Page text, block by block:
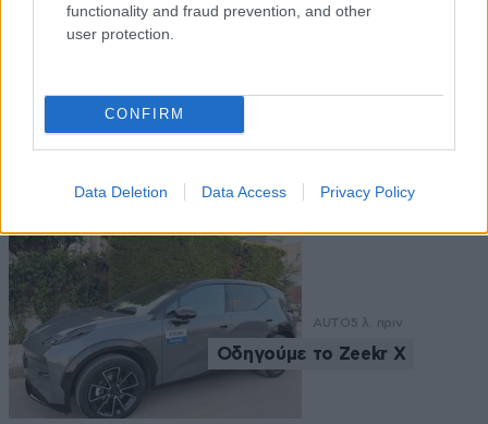
functionality and fraud prevention, and other
user protection.
CONFIRM
Data Deletion Data Access Privacy Policy
Ροή Ειδήσεων
AUTO5 λ. πριν
Οδηγούμε το Zeekr X